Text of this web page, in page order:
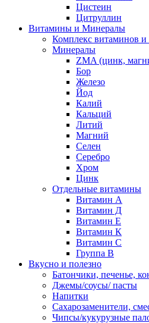
Цистеин
Цитруллин
Витамины и Минералы
Комплекс витаминов и
Минералы
ZMA (цинк,
Бор
Железо
Йод
Калий
Кальций
Литий
Магний
Селен
Серебро
Хром
Цинк
Отдельные витамины
Витамин А
Витамин Д
Витамин Е
Витамин К
Витамин С
Группа В
Вкусно и полезно
Батончики, печенье,
Джемы/соусы/ пасты
Напитки
Сахарозаменители,
Чипсы/кукурузные